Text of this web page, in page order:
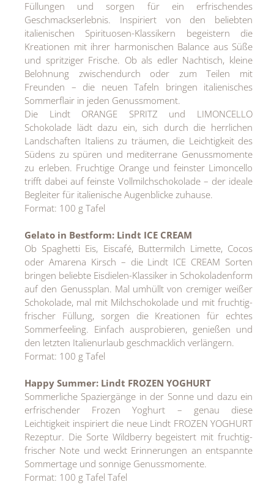
Füllungen und sorgen für ein erfrischendes
Geschmackserlebnis. Inspiriert von den beliebten
italienischen Spirituosen-Klassikern begeistern die
Kreationen mit ihrer harmonischen Balance aus Süße
und spritziger Frische. Ob als edler Nachtisch, kleine
Belohnung zwischendurch oder zum Teilen mit
Freunden – die neuen Tafeln bringen italienisches
Sommerflair in jeden Genussmoment.
Die Lindt ORANGE SPRITZ und LIMONCELLO
Schokolade lädt dazu ein, sich durch die herrlichen
Landschaften Italiens zu träumen, die Leichtigkeit des
Südens zu spüren und mediterrane Genussmomente
zu erleben. Fruchtige Orange und feinster Limoncello
trifft dabei auf feinste Vollmilchschokolade – der ideale
Begleiter für italienische Augenblicke zuhause.
Format: 100 g Tafel
Gelato in Bestform: Lindt ICE CREAM
Ob Spaghetti Eis, Eiscafé, Buttermilch Limette, Cocos
oder Amarena Kirsch – die Lindt ICE CREAM Sorten
bringen beliebte Eisdielen-Klassiker in Schokoladenform
auf den Genussplan. Mal umhüllt von cremiger weißer
Schokolade, mal mit Milchschokolade und mit fruchtig-
frischer Füllung, sorgen die Kreationen für echtes
Sommerfeeling. Einfach ausprobieren, genießen und
den letzten Italienurlaub geschmacklich verlängern.
Format: 100 g Tafel
Happy Summer: Lindt FROZEN YOGHURT
Sommerliche Spaziergänge in der Sonne und dazu ein
erfrischender Frozen Yoghurt – genau diese
Leichtigkeit inspiriert die neue Lindt FROZEN YOGHURT
Rezeptur. Die Sorte Wildberry begeistert mit fruchtig-
frischer Note und weckt Erinnerungen an entspannte
Sommertage und sonnige Genussmomente.
Format: 100 g Tafel Tafel